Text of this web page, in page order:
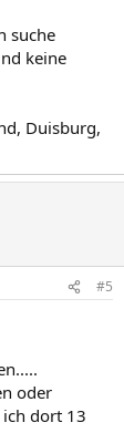
suche
keine
Duisburg,
#5
oder
ich dort 13